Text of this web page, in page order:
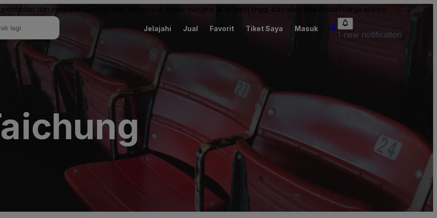
dan penjualan kembali tiket. Harga tiket resale mungkin akan lebih tinggi atau lebih rendah dari harga aslinya.
Jelajahi Jual Favorit Tiket Saya Masuk
1 new notification